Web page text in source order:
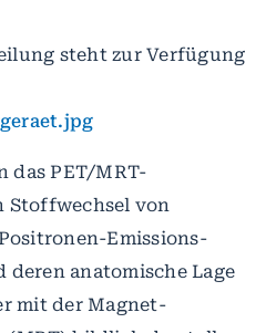
steht zur Verfügung
das PET/MRT-
Stoffwechsel von
Emissions-
deren anatomische Lage
mit der Magnet-